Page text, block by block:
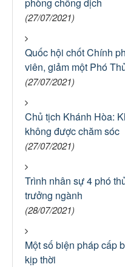
(27/07/2021)
Quốc hội chốt Chính
viên, giảm một Phó
(27/07/2021)
Chủ tịch Khánh Hòa:
không được chăm sóc
(27/07/2021)
Trình nhân sự 4 phó
trưởng ngành
(28/07/2021)
Một số biện pháp cấp
kịp thời